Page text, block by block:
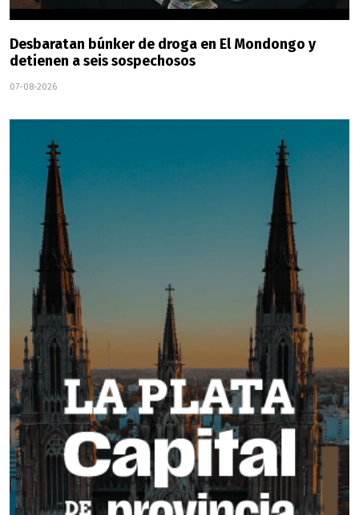
Desbaratan búnker de droga en El Mondongo y
detienen a seis sospechosos
07-08-2026